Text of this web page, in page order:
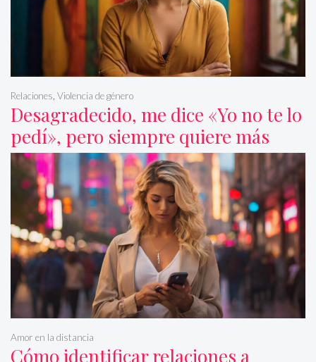
Desagradecido, me dice «Yo no te lo
pedí», pero siempre quiere más
Relaciones Violencia de género
Cómo identificar relaciones a
Amor en la distancia